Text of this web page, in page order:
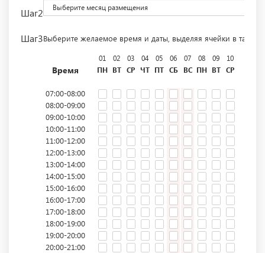
Шаг2 Выберите месяц размещения
Шаг3Выберите желаемое время и даты, выделяя ячейки в
Время
01
ПН
02
ВТ
03
СР
04
ЧТ
05
ПТ
06
СБ
07
ВС
08
ПН
09
ВТ
10
СР
07:00-08:00
08:00-09:00
09:00-10:00
10:00-11:00
11:00-12:00
12:00-13:00
13:00-14:00
14:00-15:00
15:00-16:00
16:00-17:00
17:00-18:00
18:00-19:00
19:00-20:00
20:00-21:00